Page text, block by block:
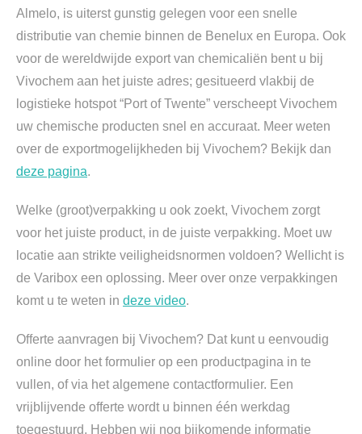
Almelo, is uiterst gunstig gelegen voor een snelle
distributie van chemie binnen de Benelux en Europa. Ook
voor de wereldwijde export van chemicaliën bent u bij
Vivochem aan het juiste adres; gesitueerd vlakbij de
logistieke hotspot “Port of Twente” verscheept Vivochem
uw chemische producten snel en accuraat. Meer weten
over de exportmogelijkheden bij Vivochem? Bekijk dan
deze pagina.
Welke (groot)verpakking u ook zoekt, Vivochem zorgt
voor het juiste product, in de juiste verpakking. Moet uw
locatie aan strikte veiligheidsnormen voldoen? Wellicht is
de Varibox een oplossing. Meer over onze verpakkingen
komt u te weten in deze video.
Offerte aanvragen bij Vivochem? Dat kunt u eenvoudig
online door het formulier op een productpagina in te
vullen, of via het algemene contactformulier. Een
vrijblijvende offerte wordt u binnen één werkdag
toegestuurd. Hebben wij nog bijkomende informatie